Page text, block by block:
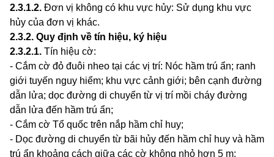
2.3.1.2. Đơn vị không có khu vực hủy: Sử dụng khu vực
hủy của đơn vị khác.
2.3.2. Quy định về tín hiệu, ký hiệu
2.3.2.1. Tín hiệu cờ:
- Cắm cờ đỏ đuôi nheo tại các vị trí: Nóc hầm trú ẩn; ranh
giới tuyến nguy hiểm; khu vực cảnh giới; bên cạnh đường
dẫn lửa; dọc đường di chuyển từ vị trí mồi cháy đường
dẫn lửa đến hầm trú ẩn;
- Cắm cờ Tổ quốc trên nắp hầm chỉ huy;
- Dọc đường di chuyển từ bãi hủy đến hầm chỉ huy và hầm
trú ẩn khoảng cách giữa các cờ không nhỏ hơn 5 m;